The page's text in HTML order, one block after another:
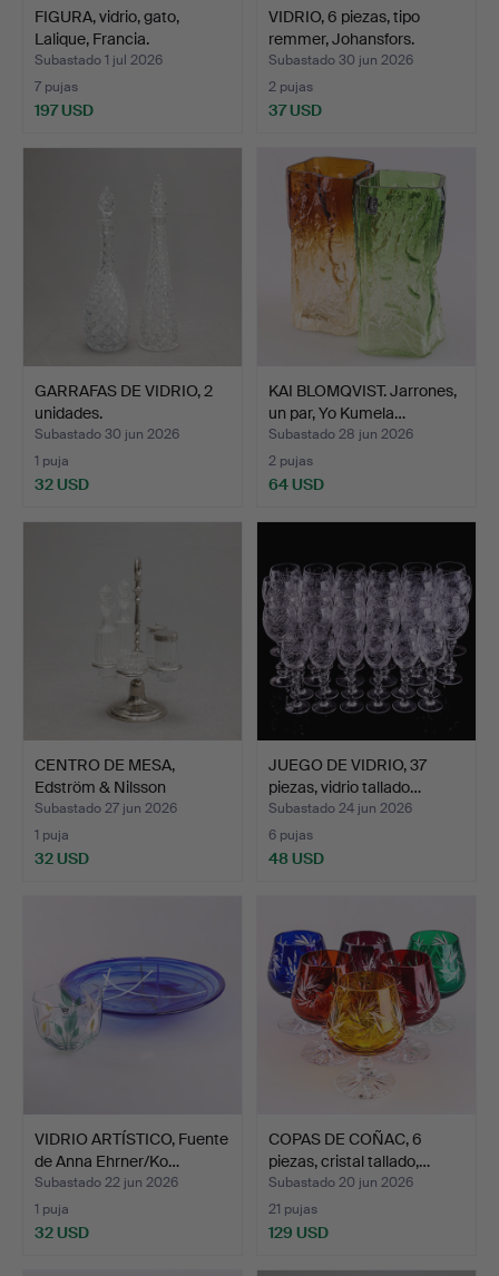
FIGURA, vidrio, gato,
Lalique, Francia.
Subastado 1 jul 2026
7 pujas
197 USD
VIDRIO, 6 piezas, tipo
remmer, Johansfors.
Subastado 30 jun 2026
2 pujas
37 USD
GARRAFAS DE VIDRIO, 2
unidades.
Subastado 30 jun 2026
1 puja
32 USD
KAI BLOMQVIST. Jarrones,
un par, Yo Kumela…
Subastado 28 jun 2026
2 pujas
64 USD
CENTRO DE MESA,
Edström & Nilsson
Estocolm…
Subastado 27 jun 2026
1 puja
32 USD
JUEGO DE VIDRIO, 37
piezas, vidrio tallado…
Subastado 24 jun 2026
6 pujas
48 USD
VIDRIO ARTÍSTICO, Fuente
de Anna Ehrner/Ko…
Subastado 22 jun 2026
1 puja
32 USD
COPAS DE COÑAC, 6
piezas, cristal tallado,…
Subastado 20 jun 2026
21 pujas
129 USD